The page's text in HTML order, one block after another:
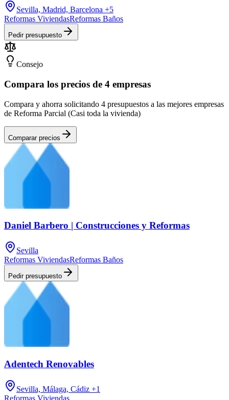
Sevilla, Madrid, Barcelona +5
Reformas ViviendasReformas Baños
Pedir presupuesto
Consejo
Compara los precios de 4 empresas
Compara y ahorra solicitando 4 presupuestos a las mejores empresas
de Reforma Parcial (Casi toda la vivienda)
Comparar precios
Daniel Barbero | Construcciones y Reformas
Sevilla
Reformas ViviendasReformas Baños
Pedir presupuesto
Adentech Renovables
Sevilla, Málaga, Cádiz +1
Reformas Viviendas